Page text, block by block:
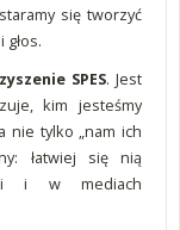
się tworzyć
SPES. Jest
kim jesteśmy
nie tylko „nam ich
łatwiej się nią
i w mediach